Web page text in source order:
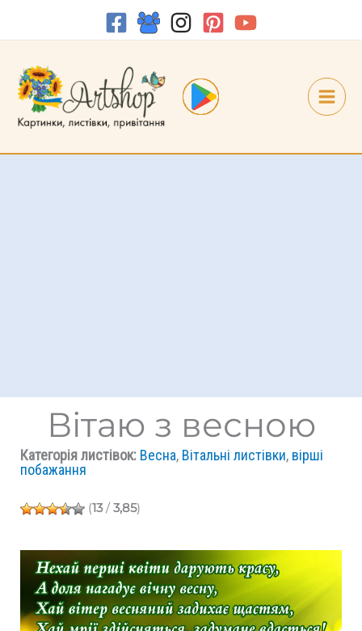
Вітаю з весною
Категорія листівок: Весна, Вітальні листівки, вірші
побажання
(13/ 3,85)